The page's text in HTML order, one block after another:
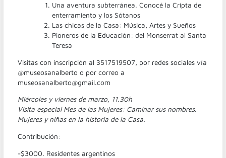
Una aventura subterránea. Conocé la Cripta de
enterramiento y los Sótanos
Las chicas de la Casa: Música, Artes y Sueños
Pioneros de la Educación: del Monserrat al Santa
Teresa
Visitas con inscripción al 3517519507, por redes sociales vía
@museosanalberto o por correo a
museosanalberto@gmail.com
Miércoles y viernes de marzo, 11.30h
Visita especial Mes de las Mujeres: Caminar sus nombres.
Mujeres y niñas en la historia de la Casa.
Contribución:
-$3000. Residentes argentinos